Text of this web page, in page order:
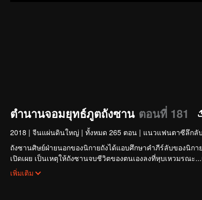
ตำนานจอมยุทธ์ภูตถังซาน ตอนที่ 181
2018 | จีนแผ่นดินใหญ่ | ทั้งหมด 265 ตอน | แนวแฟนตาซีลึกลับ
ถังซานศิษย์ฝ่ายนอกของนิกายถังได้แอบศึกษาคำภีร์ลับของนิกา
เปิดเผย เป็นเหตุให้ถังซานจบชีวิตของตนเองลงที่หุบเหวมรณะ
ดินแดนแห่งพลังวิญญาณ ซึ่งเป็นโลกที่ไม่มีเวทมนตร์ ไม่มีวิชา
เพิ่มเติม